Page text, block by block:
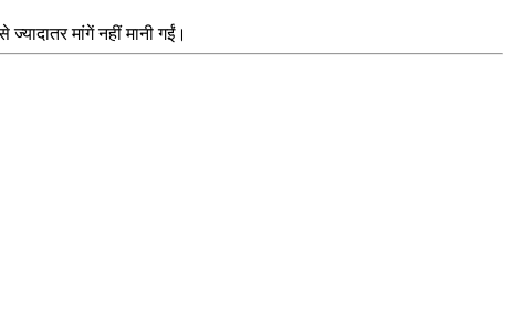
मांगें नहीं मानी गईं।